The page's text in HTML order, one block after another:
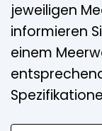
jeweiligen
informieren
einem